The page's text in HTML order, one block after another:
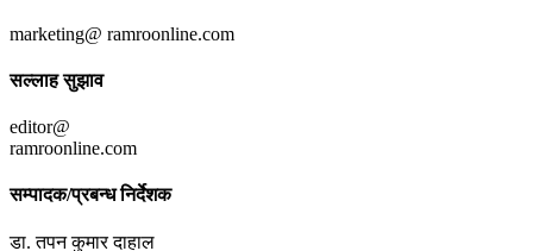
marketing@ ramroonline.com
सल्लाह सुझाव
editor@
ramroonline.com
सम्पादक/प्रबन्ध निर्देशक
डा. तपन कुमार दाहाल